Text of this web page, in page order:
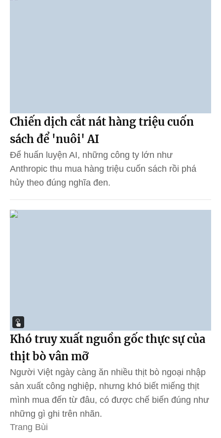
Chiến dịch cắt nát hàng triệu cuốn
sách để 'nuôi' AI
Để huấn luyện AI, những công ty lớn như
Anthropic thu mua hàng triệu cuốn sách rồi phá
hủy theo đúng nghĩa đen.
Khó truy xuất nguồn gốc thực sự của
thịt bò vân mỡ
Người Việt ngày càng ăn nhiều thịt bò ngoại nhập
sản xuất công nghiệp, nhưng khó biết miếng thịt
mình mua đến từ đâu, có được chế biến đúng như
những gì ghi trên nhãn.
Trang Bùi